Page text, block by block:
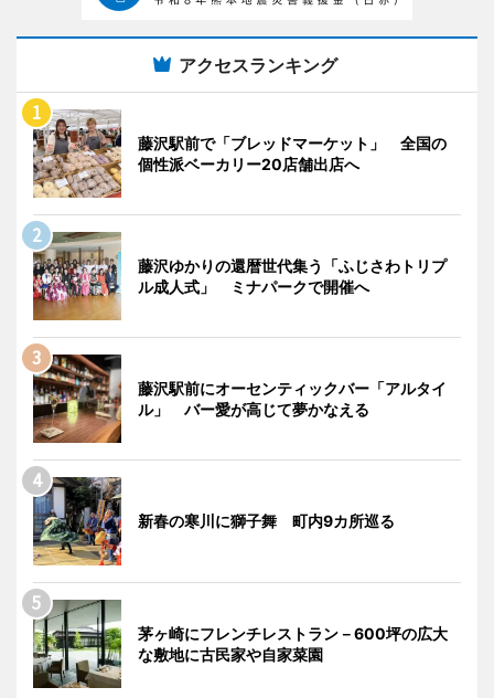
アクセスランキング
藤沢駅前で「ブレッドマーケット」 全国の
個性派ベーカリー20店舗出店へ
藤沢ゆかりの還暦世代集う「ふじさわトリプ
ル成人式」 ミナパークで開催へ
藤沢駅前にオーセンティックバー「アルタイ
ル」 バー愛が高じて夢かなえる
新春の寒川に獅子舞 町内9カ所巡る
茅ヶ崎にフレンチレストラン－600坪の広大
な敷地に古民家や自家菜園